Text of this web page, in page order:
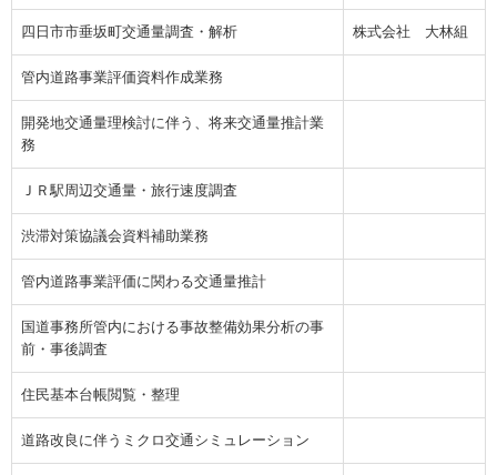
四日市市垂坂町交通量調査・解析 株式会社 大林組
管内道路事業評価資料作成業務
開発地交通量理検討に伴う、将来交通量推計業
務
ＪＲ駅周辺交通量・旅行速度調査
渋滞対策協議会資料補助業務
管内道路事業評価に関わる交通量推計
国道事務所管内における事故整備効果分析の事
前・事後調査
住民基本台帳閲覧・整理
道路改良に伴うミクロ交通シミュレーション